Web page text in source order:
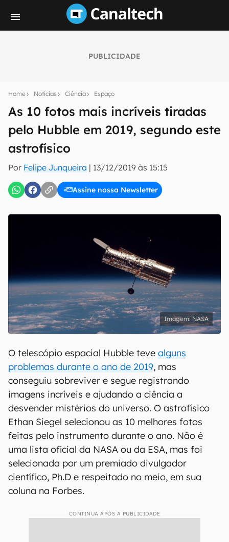
PUBLICIDADE
Home Notícias Ciência Espaço
As 10 fotos mais incríveis tiradas
pelo Hubble em 2019, segundo este
astrofísico
Por Felipe Junqueira | 13/12/2019 às 15:15
Assine nossa Newsletter
notícias e reviews sobre tecnologia em primeira
mão.
E-mail
inscreva-se
Uso e Política de Privacidade do Canaltech.
NASA
O telescópio espacial Hubble teve alguns
problemas durante o ano de 2019, mas
conseguiu sobreviver e segue registrando
imagens incríveis e ajudando a ciência a
desvender mistérios do universo. O astrofísico
Ethan Siegel selecionou as 10 melhores fotos
feitas pelo instrumento durante o ano. Não é
uma lista oficial da NASA ou da ESA, mas foi
selecionada por um premiado divulgador
científico, Ph.D e respeitado no meio, em sua
coluna na Forbes.
CONTINUA APÓS A PUBLICIDADE